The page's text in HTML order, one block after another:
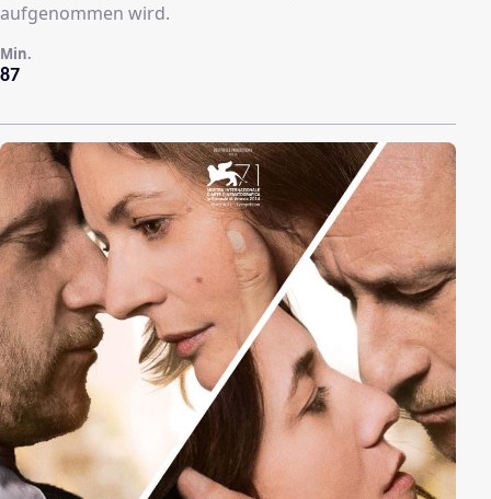
aufgenommen wird.
87
Min.